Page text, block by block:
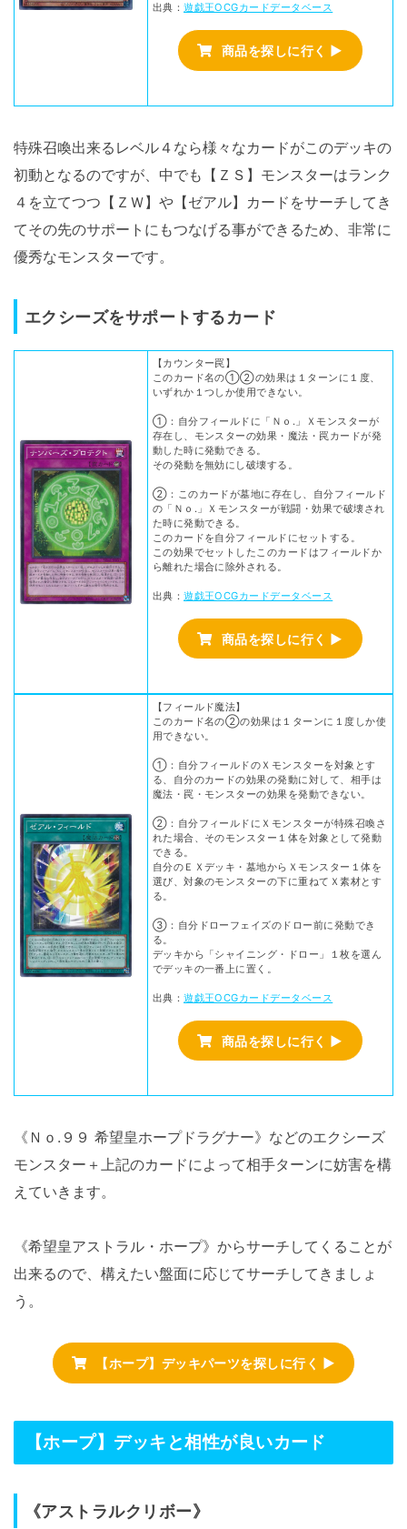
出典：遊戯王OCGカードデータベース
商品を探しに行く ▶
特殊召喚出来るレベル４なら様々なカードがこのデッキの
初動となるのですが、中でも【ＺＳ】モンスターはランク
４を立てつつ【ＺＷ】や【ゼアル】カードをサーチしてき
てその先のサポートにもつなげる事ができるため、非常に
優秀なモンスターです。
エクシーズをサポートするカード
【カウンター罠】
このカード名の①②の効果は１ターンに１度、
いずれか１つしか使用できない。
①：自分フィールドに「Ｎｏ.」Ｘモンスターが
存在し、モンスターの効果・魔法・罠カードが発
動した時に発動できる。
その発動を無効にし破壊する。
②：このカードが墓地に存在し、自分フィールド
の「Ｎｏ.」Ｘモンスターが戦闘・効果で破壊され
た時に発動できる。
このカードを自分フィールドにセットする。
この効果でセットしたこのカードはフィールドか
ら離れた場合に除外される。
出典：遊戯王OCGカードデータベース
商品を探しに行く ▶
【フィールド魔法】
このカード名の②の効果は１ターンに１度しか使
用できない。
①：自分フィールドのＸモンスターを対象とす
る、自分のカードの効果の発動に対して、相手は
魔法・罠・モンスターの効果を発動できない。
②：自分フィールドにＸモンスターが特殊召喚さ
れた場合、そのモンスター１体を対象として発動
できる。
自分のＥＸデッキ・墓地からＸモンスター１体を
選び、対象のモンスターの下に重ねてＸ素材とす
る。
③：自分ドローフェイズのドロー前に発動でき
る。
デッキから「シャイニング・ドロー」１枚を選ん
でデッキの一番上に置く。
出典：遊戯王OCGカードデータベース
商品を探しに行く ▶
《Ｎｏ.９９ 希望皇ホープドラグナー》などのエクシーズ
モンスター＋上記のカードによって相手ターンに妨害を構
えていきます。
《希望皇アストラル・ホープ》からサーチしてくることが
出来るので、構えたい盤面に応じてサーチしてきましょ
う。
【ホープ】デッキパーツを探しに行く ▶
【ホープ】デッキと相性が良いカード
《アストラルクリボー》